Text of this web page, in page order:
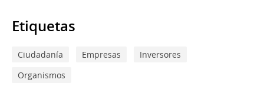
Etiquetas
Ciudadanía Empresas
Inversores
Organismos